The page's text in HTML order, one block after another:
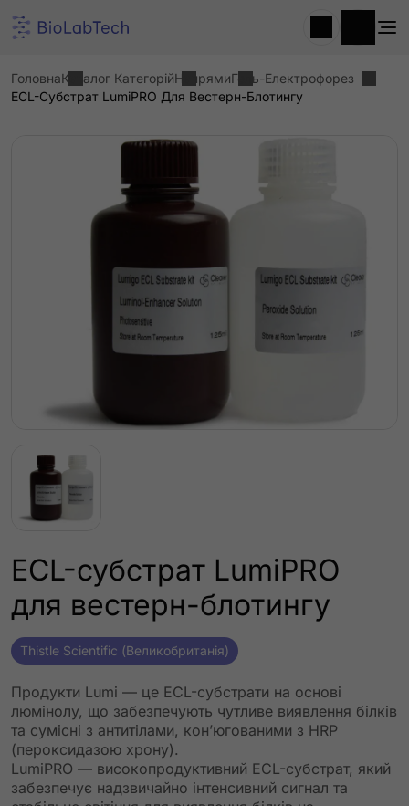
ГоловнаКаталог КатегорійНапрямиГель-Електрофорез
ECL-Субстрат LumiPRO Для Вестерн-Блотингу
ECL-субстрат LumiPRO
для вестерн-блотингу
Thistle Scientific (Великобританія)
Продукти Lumi — це ECL-субстрати на основі
люмінолу, що забезпечують чутливе виявлення білків
та сумісні з антитілами, кон’югованими з HRP
(пероксидазою хрону).
LumiPRO — високопродуктивний ECL-субстрат, який
забезпечує надзвичайно інтенсивний сигнал та